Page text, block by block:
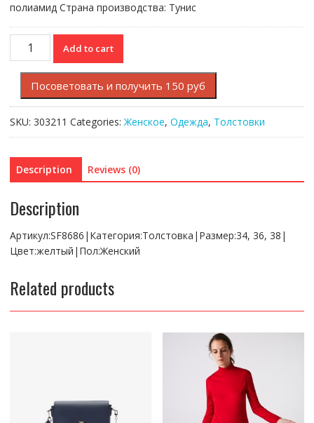
полиамид Страна производства: Тунис
Толстовка
Lacoste
quantity
Add to cart
Посоветовать и получить 150 руб
SKU: 303211 Categories:Женское, Одежда, Толстовки
Description Reviews (0)
Description
Артикул:SF8686|Категория:Толстовка|Размер:34, 36, 38|
Цвет:желтый|Пол:Женский
Related products